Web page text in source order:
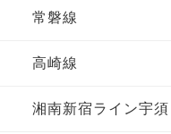
常磐線
高崎線
湘南新宿ライン宇須